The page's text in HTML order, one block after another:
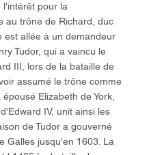
l'intérêt pour la
au trône de Richard, duc
est allée à un demandeur
Tudor, qui a vaincu le
III, lors de la bataille de
assumé le trône comme
Elizabeth de York,
IV, unit ainsi les
de Tudor a gouverné
Galles jusqu'en 1603. La